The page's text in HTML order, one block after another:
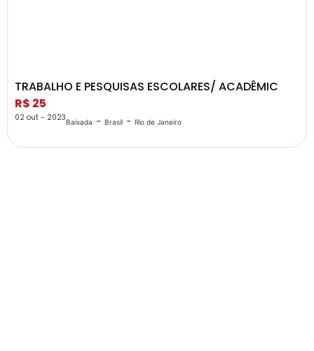
TRABALHO E PESQUISAS ESCOLARES/ ACADÊMIC
R$ 25
02 out - 2023Baixada - Brasil - Rio de Janeiro